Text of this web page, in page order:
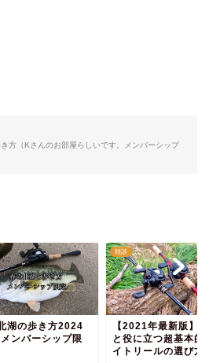
方（Kさんのお部屋らしいです。メンバーシップ
湖の歩き方2024
ンバーシップ限
雑談
【2021年最新版】
と役に立つ超基本的
イトリールの選び方